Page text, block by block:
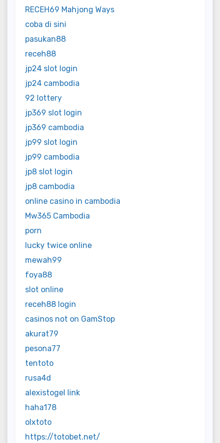
RECEH69 Mahjong Ways
coba di sini
pasukan88
receh88
jp24 slot login
jp24 cambodia
92 lottery
jp369 slot login
jp369 cambodia
jp99 slot login
jp99 cambodia
jp8 slot login
jp8 cambodia
online casino in cambodia
Mw365 Cambodia
porn
lucky twice online
mewah99
foya88
slot online
receh88 login
casinos not on GamStop
akurat79
pesona77
tentoto
rusa4d
alexistogel link
haha178
olxtoto
https://totobet.net/